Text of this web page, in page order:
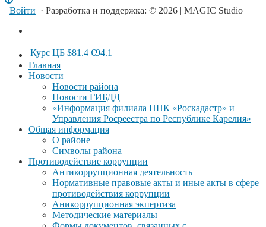
Войти · Разработка и поддержка: © 2026 | MAGIC Studio
Курс ЦБ $81.4 €94.1
Главная
Новости
Новости района
Новости ГИБДД
«Информация филиала ППК «Роскадастр» и
Управления Росреестра по Республике Карелия»
Общая информация
О районе
Символы района
Противодействие коррупции
Антикоррупционная деятельность
Нормативные правовые акты и иные акты в сфере
противодействия коррупции
Аникоррупционная экпертиза
Методические материалы